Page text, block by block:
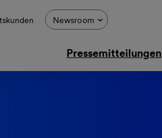
Newsroom
Pressemitteilungen